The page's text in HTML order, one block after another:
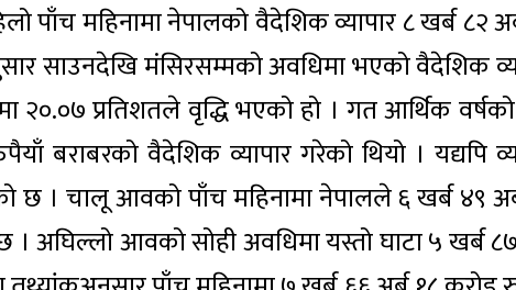
पाँच महिनामा नेपालको वैदेशिक व्यापार ८ खर्ब ८२
साउनदेखि मंसिरसम्मको अवधिमा भएको वैदेशिक
२०.०७ प्रतिशतले वृद्धि भएको हो । गत आर्थिक
बराबरको वैदेशिक व्यापार गरेको थियो । यद्यपि
छ । चालू आवको पाँच महिनामा नेपालले ६ खर्ब ४९
। अघिल्लो आवको सोही अवधिमा यस्तो घाटा ५ खर्ब